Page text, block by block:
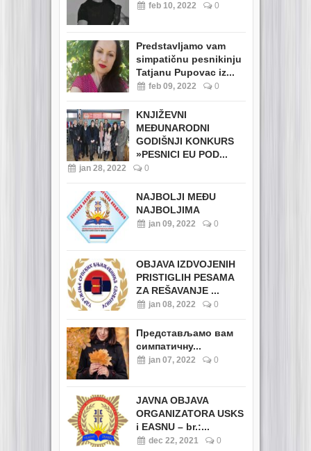
feb 10, 2022 0
Predstavljamo vam
simpatičnu pesnikinju
Tatjanu Pupovac iz...
feb 09, 2022 0
KNJIŽEVNI
MEĐUNARODNI
GODIŠNJI KONKURS
»PESNICI EU POD...
jan 28, 2022 0
NAJBOLJI MEĐU
NAJBOLJIMA
jan 09, 2022 0
OBJAVA IZDVOJENIH
PRISTIGLIH PESAMA
ZA REŠAVANJE ...
jan 08, 2022 0
Представљамо вам
симпатичну...
jan 07, 2022 0
JAVNA OBJAVA
ORGANIZATORA USKS
i EASNU – br.:...
dec 22, 2021 0